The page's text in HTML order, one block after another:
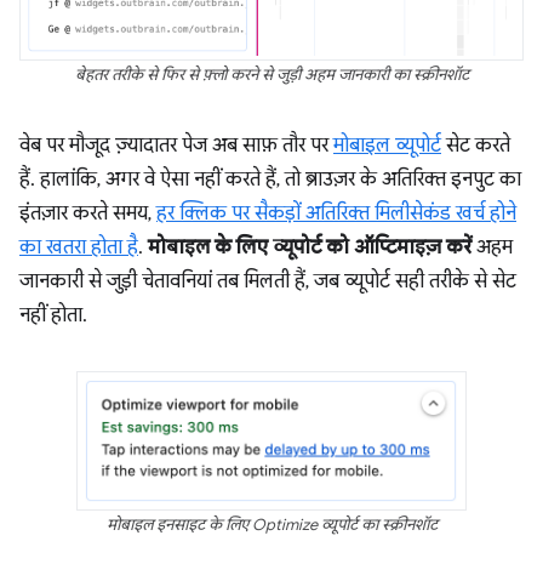
बेहतर तरीके से फिर से फ़्लो करने से जुड़ी अहम जानकारी का स्क्रीनशॉट
वेब पर मौजूद ज़्यादातर पेज अब साफ़ तौर परमोबाइल व्यूपोर्टसेट करते
हैं. हालांकि, अगर वे ऐसा नहीं करते हैं, तो ब्राउज़र के अतिरिक्त इनपुट का
इंतज़ार करते समय,हर क्लिक पर सैकड़ों अतिरिक्त मिलीसेकंड खर्च होने
का खतरा होता है.मोबाइल के लिए व्यूपोर्ट को ऑप्टिमाइज़ करेंअहम
जानकारी से जुड़ी चेतावनियां तब मिलती हैं, जब व्यूपोर्ट सही तरीके से सेट
नहीं होता.
मोबाइल इनसाइट के लिए Optimize व्यूपोर्ट का स्क्रीनशॉट